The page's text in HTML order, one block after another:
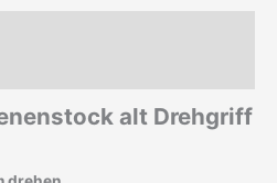
alt Drehgriff